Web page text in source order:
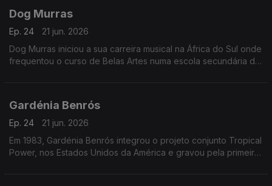
Dog Murras
Ep. 24
21 jun. 2026
Dog Murras iniciou a sua carreira musical na África do Sul onde
frequentou o curso de Belas Artes numa escola secundária de
Gardénia Benrós
Ep. 24
21 jun. 2026
Em 1983, Gardénia Benrós integrou o projeto conjunto Tropical
Power, nos Estados Unidos da América e gravou pela primeira